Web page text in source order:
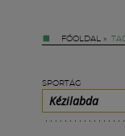
FŐOLDAL »
SPORTÁG
Kézilabda